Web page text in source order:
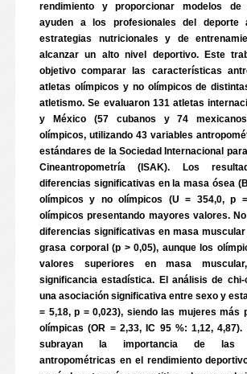
rendimiento y proporcionar modelos de
ayuden a los profesionales del deporte
estrategias nutricionales y de
alcanzar un alto nivel deportivo. Este
objetivo comparar las características
atletas olímpicos y no olímpicos de
atletismo. Se evaluaron 131 atletas
y México (57 cubanos y 74
olímpicos, utilizando 43 variables
estándares de la Sociedad Internacional
Cineantropometría (ISAK). Los
diferencias significativas en la masa ósea
olímpicos y no olímpicos (U = 354,0, p
olímpicos presentando mayores valores.
diferencias significativas en masa
grasa corporal (p > 0,05), aunque los
valores superiores en masa
significancia estadística. El análisis de chi-
una asociación significativa entre sexo y
= 5,18, p = 0,023), siendo las mujeres más
olímpicas (OR = 2,33, IC 95 %: 1,12, 4,87).
subrayan la importancia de las
antropométricas en el rendimiento